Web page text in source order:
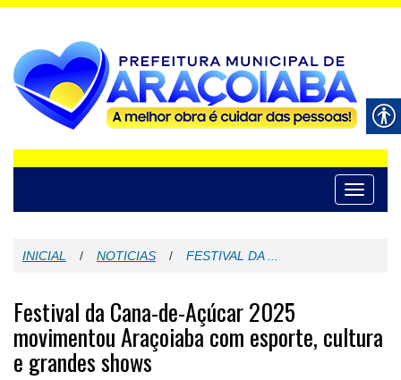
Toggle
INICIAL / NOTICIAS / FESTIVAL DA ...
Festival da Cana-de-Açúcar 2025
movimentou Araçoiaba com esporte, cultura
e grandes shows